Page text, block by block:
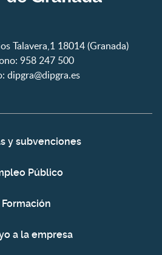
Talavera,1 18014 (Granada)
958 247 500
dipgra@dipgra.es
y subvenciones
Público
Formación
a la empresa